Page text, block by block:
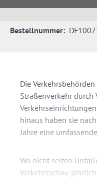
Bestellnummer:
Die
Straßenverkehr durch
hinaus haben sie
Jahre eine
Wo nicht selten
Verkehrsschau